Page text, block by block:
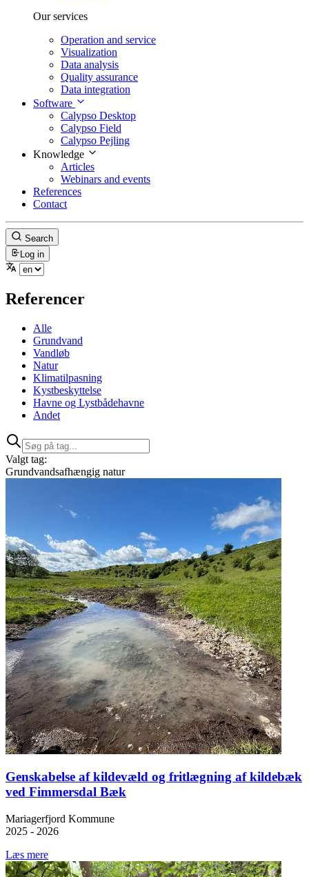
Our services
Operation and service
Visualization
Data analysis
Quality assurance
Data integration
Software
Calypso Desktop
Calypso Field
Calypso Pejling
Knowledge
Articles
Webinars and events
References
Contact
Search
Log in
Referencer
Alle
Grundvand
Vandløb
Natur
Klimatilpasning
Kystbeskyttelse
Havne og Lystbådehavne
Andet
Valgt tag:
Grundvandsafhængig natur
Genskabelse af kildevæld og fritlægning af kildebæk
ved Fimmersdal Bæk
Mariagerfjord Kommune
2025 - 2026
Læs mere